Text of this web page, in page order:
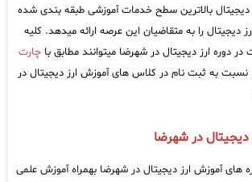
دیجیتال بالاترین سطح خدمات آموزشی طبقه بندی شده
دیجیتال را به متقاضیان این عرصه ارائه میدهد. کلیه
دوره ارز دیجیتال در شهرضا میتوانند مطابق با چارت
نسبت به ثبت نام در کلاس های آموزش ارز دیجیتال در
در شهرضا
های آموزش ارز دیجیتال در شهرضا بهمراه آموزش علمی